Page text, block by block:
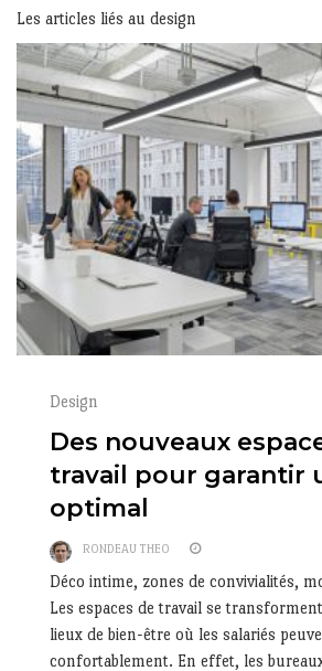
Les articles liés au design
Design
Des nouveaux
travail pour garantir
optimal
RONDEAU THEO
Déco intime, zones de convivialités,
Les espaces de travail se
lieux de bien-être où les salariés
confortablement. En effet, les